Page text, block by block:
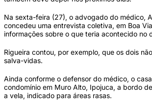
Na sexta-feira (27), o advogado do médico,
concedeu uma entrevista coletiva, em Boa
informações sobre o que teria acontecido no
Rigueira contou, por exemplo, que os dois
salva-vidas.
Ainda conforme o defensor do médico, o
condomínio em Muro Alto, Ipojuca, a bordo
a vela, indicado para áreas rasas.